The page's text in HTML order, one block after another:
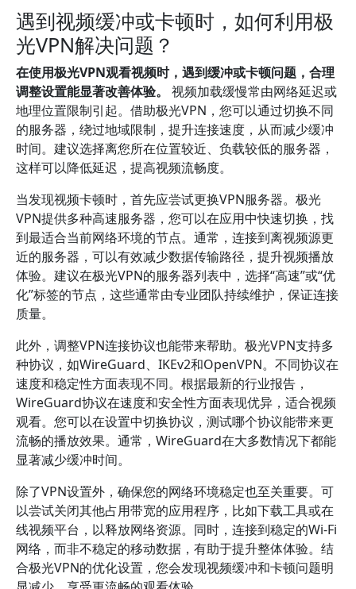
遇到视频缓冲或卡顿时，如何利用极
光VPN解决问题？
在使用极光VPN观看视频时，遇到缓冲或卡顿问题，合理
调整设置能显著改善体验。
视频加载缓慢常由网络延迟或
地理位置限制引起。借助极光VPN，您可以通过切换不同
的服务器，绕过地域限制，提升连接速度，从而减少缓冲
时间。建议选择离您所在位置较近、负载较低的服务器，
这样可以降低延迟，提高视频流畅度。
当发现视频卡顿时，首先应尝试更换VPN服务器。极光
VPN提供多种高速服务器，您可以在应用中快速切换，找
到最适合当前网络环境的节点。通常，连接到离视频源更
近的服务器，可以有效减少数据传输路径，提升视频播放
体验。建议在极光VPN的服务器列表中，选择“高速”或“优
化”标签的节点，这些通常由专业团队持续维护，保证连接
质量。
此外，调整VPN连接协议也能带来帮助。极光VPN支持多
种协议，如WireGuard、IKEv2和OpenVPN。不同协议在
速度和稳定性方面表现不同。根据最新的行业报告，
WireGuard协议在速度和安全性方面表现优异，适合视频
观看。您可以在设置中切换协议，测试哪个协议能带来更
流畅的播放效果。通常，WireGuard在大多数情况下都能
显著减少缓冲时间。
除了VPN设置外，确保您的网络环境稳定也至关重要。可
以尝试关闭其他占用带宽的应用程序，比如下载工具或在
线视频平台，以释放网络资源。同时，连接到稳定的Wi-Fi
网络，而非不稳定的移动数据，有助于提升整体体验。结
合极光VPN的优化设置，您会发现视频缓冲和卡顿问题明